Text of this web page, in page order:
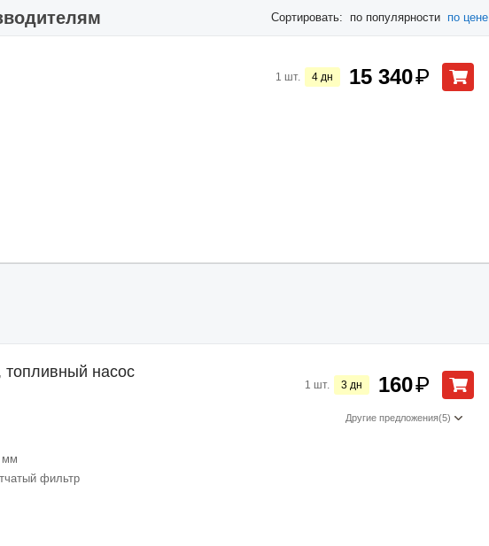
Сортировать: по популярности по цене
1 шт. 4 дн 15 340₽
насос
мм
фильтр
1 шт. 3 дн 160₽
Другие предложения(5)